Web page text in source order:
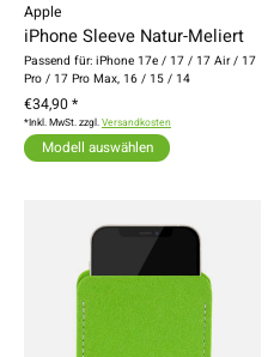
Apple
iPhone Sleeve Natur-Meliert
Passend für: iPhone 17e / 17 / 17 Air / 17
Pro / 17 Pro Max, 16 / 15 / 14
€34,90 *
*Inkl. MwSt. zzgl.Versandkosten
Modell auswählen